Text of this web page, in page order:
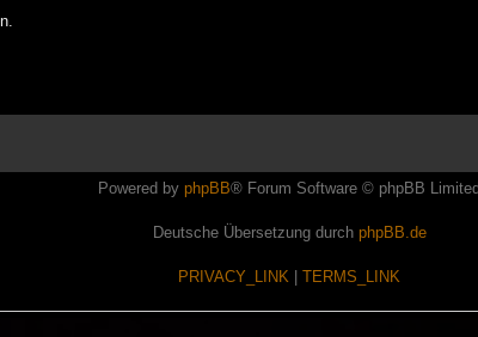
Powered by phpBB® Forum Software © phpBB Limited
Deutsche Übersetzung durch phpBB.de
PRIVACY_LINK TERMS_LINK